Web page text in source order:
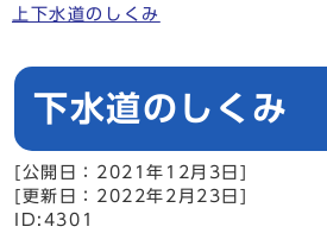
上下水道のしくみ
下水道のしくみ
[公開日：2021年12月3日]
[更新日：2022年2月23日]
ID:4301